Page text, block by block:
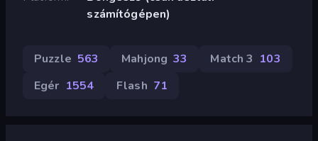
számítógépen)
Puzzle 563 Mahjong 33 Match 3 103
Egér 1554 Flash 71